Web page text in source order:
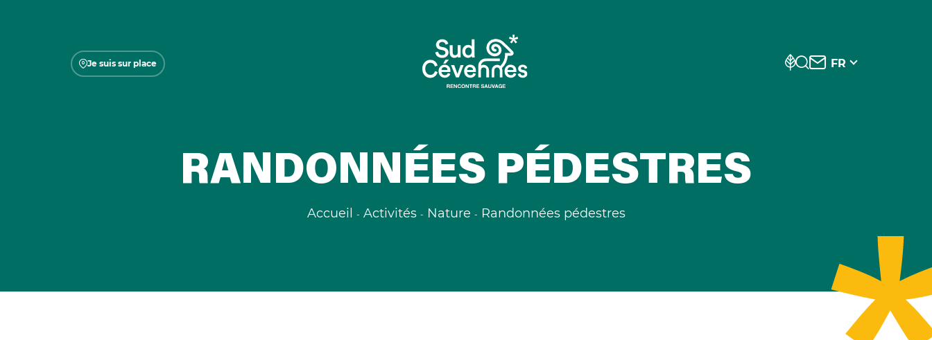
Je suis sur place FR
RANDONNÉES PÉDESTRES
Accueil Activités Nature Randonnées pédestres